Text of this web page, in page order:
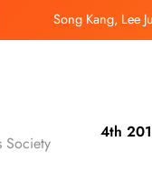
Jung Hae In
Song Kang,
Jung Hae In
Society
4th